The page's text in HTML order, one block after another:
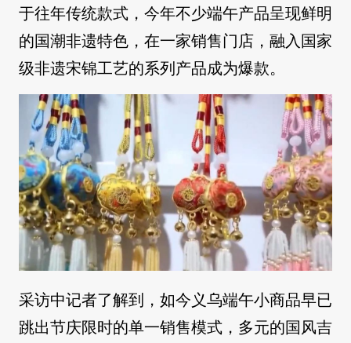
于往年传统款式，今年不少端午产品呈现鲜明
的国潮非遗特色，在一家销售门店，融入国家
级非遗宋锦工艺的系列产品成为爆款。
采访中记者了解到，如今义乌端午小商品早已
跳出节庆限时的单一销售模式，多元的国风吉